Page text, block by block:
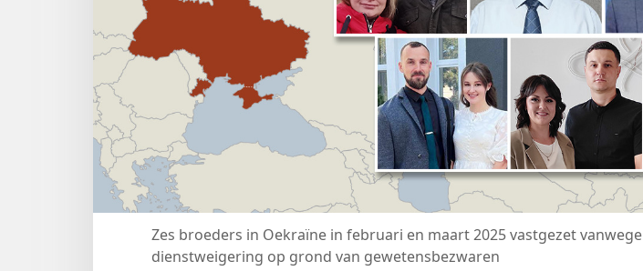
Zes broeders in Oekraïne in februari en maart 2025 vastgezet vanwege
dienstweigering op grond van gewetensbezwaren